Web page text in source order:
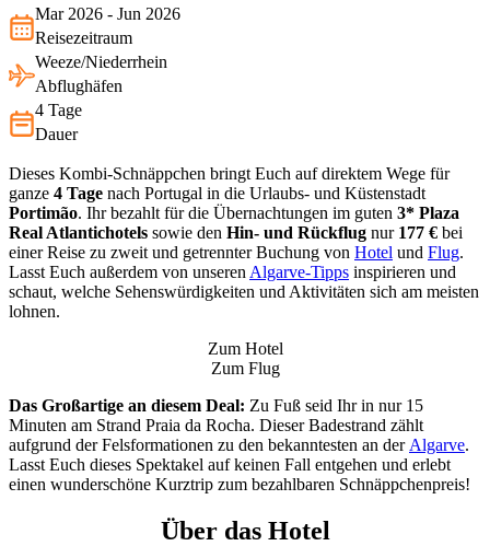
Mar 2026 - Jun 2026
Reisezeitraum
Weeze/Niederrhein
Abflughäfen
4 Tage
Dauer
Dieses Kombi-Schnäppchen bringt Euch auf direktem Wege für
ganze 4 Tage nach Portugal in die Urlaubs- und Küstenstadt
Portimão. Ihr bezahlt für die Übernachtungen im guten 3* Plaza
Real Atlantichotels sowie den Hin- und Rückflug nur177 € bei
einer Reise zu zweit und getrennter Buchung von Hotel und Flug.
Lasst Euch außerdem von unseren Algarve-Tipps inspirieren und
schaut, welche Sehenswürdigkeiten und Aktivitäten sich am meisten
lohnen.
Zum Hotel
Zum Flug
Das Großartige an diesem Deal: Zu Fuß seid Ihr in nur 15
Minuten am Strand Praia da Rocha. Dieser Badestrand zählt
aufgrund der Felsformationen zu den bekanntesten an der Algarve.
Lasst Euch dieses Spektakel auf keinen Fall entgehen und erlebt
einen wunderschöne Kurztrip zum bezahlbaren Schnäppchenpreis!
Über das Hotel